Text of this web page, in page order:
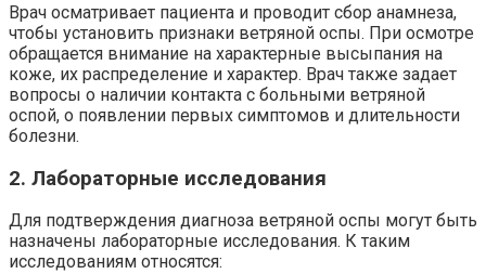
Врач осматривает пациента и проводит сбор анамнеза,
чтобы установить признаки ветряной оспы. При осмотре
обращается внимание на характерные высыпания на
коже, их распределение и характер. Врач также задает
вопросы о наличии контакта с больными ветряной
оспой, о появлении первых симптомов и длительности
болезни.
2. Лабораторные исследования
Для подтверждения диагноза ветряной оспы могут быть
назначены лабораторные исследования. К таким
исследованиям относятся: